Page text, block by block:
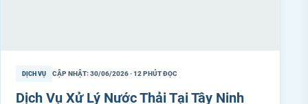
DỊCH VỤ CẬP NHẬT: 30/06/2026 · 12 PHÚT ĐỌC
Dịch Vụ Xử Lý Nước Thải Tại Tây Ninh